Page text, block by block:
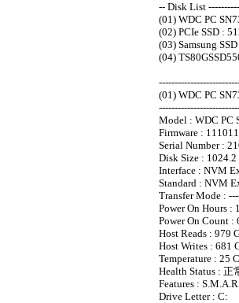
-- Disk List
(01) WDC PC
(02) PCIe SSD :
(03) Samsung
(04)
(01) WDC PC
Model : WDC PC
Firmware :
Serial Number :
Disk Size : 1024.2
Interface : NVM
Standard : NVM
Transfer Mode :
Power On Hours :
Power On Count :
Host Reads : 979
Host Writes : 681
Temperature : 25
Health Status : 正
Features :
Drive Letter : C: